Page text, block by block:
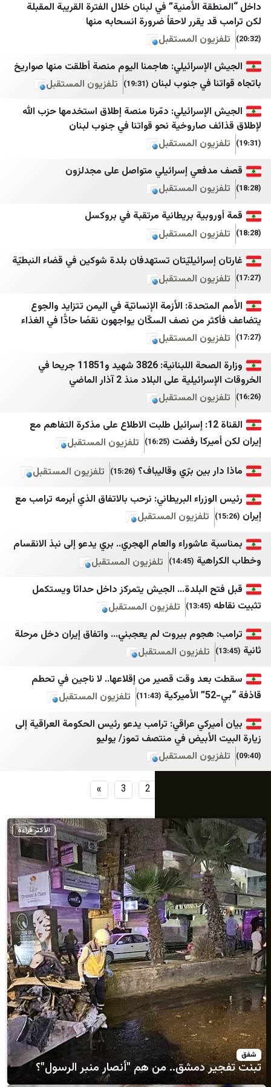
تیتربرتر
جامعه خبر
جمهور
جهان نيوز
چرک‌نویس مدیا
خانه ملت
خبر فارسی
خبرگزاری ایلنا
خبرگزاری حوزه
خبرگزاری دانشجو
خبرگزاری رسا
خبرگزاری موج
خبرگزاری میزان
خبرگزاری ورزش ایران
درباره پیشخوان
دیپلماسی ایرانی
رادیو فردا
روزنامه آرمان امروز
روزنامه دنیای اقتصاد
رویداد ۲۴
سپاه قدس🇮🇷
سروش خبر
سنی آنلاین
شهاب
المركز الفلسطيني للإعلام
قناة الاقصئ
مكتب إعلام الأسرى
غزة الان
شبكة فلسطين الإخبارية
فلسطين الآن
أمد للإعلام
إذاعة صوت الغد
جريدة القدس
شبكة راية الإعلامية
وكالة خبر
موقع نابلس الاخباري
الوكيل الإخباري
معا
الأمنية” في لبنان خلال الفترة القريبة المقبلة
يقرر لاحقاً ضرورة انسحابه منها
المستقبل
هاجمنا اليوم منصة أطلقت منها صواريخ
في جنوب لبنان (19:31)
تلفزيون المستقبل
دمّرنا منصة إطلاق استخدمها حزب الله
صاروخية نحو قواتنا في جنوب لبنان
المستقبل
إسرائيلي متواصل على مجدلزون
المستقبل
بريطانية مرتقبة في بروكسل
المستقبل
تستهدفان بلدة شوكين في قضاء النبطيّة
المستقبل
الأزمة الإنسانيّة في اليمن تتزايد والجوع
من نصف السكّان يواجهون نقصًا حادًّا في الغذاء
المستقبل
وزارة الصحة اللبنانية: 3826 شهيد و11851 جريحا في
على البلاد منذ 2 آذار الماضي
المستقبل
القناة 12: إسرائيل طلبت الاطلاع على مذكرة التفاهم مع
رفضت (16:25)
تلفزيون المستقبل
بين برّي وقاليباف؟ (15:26)
تلفزيون المستقبل
البريطاني: نرحب بالاتفاق الذي أبرمه ترامب مع
تلفزيون المستقبل
عاشوراء والعام الهجري.. بري يدعو إلى نبذ الانقسام
(14:45)
تلفزيون المستقبل
البلدة… الجيش يتمركز داخل حداثا ويستكمل
تلفزيون المستقبل
بيروت لم يعجبني… واتفاق إيران دخل مرحلة
تلفزيون المستقبل
وقت قصير من إقلاعها.. لا ناجين في تحطم
(11:43)
تلفزيون المستقبل
عراقي: ترامب يدعو رئيس الحكومة العراقية إلى
في منتصف تموز/ يوليو
المستقبل
دمشق.. من هم "أنصار منبر الرسول"؟
الأكثر قراءة